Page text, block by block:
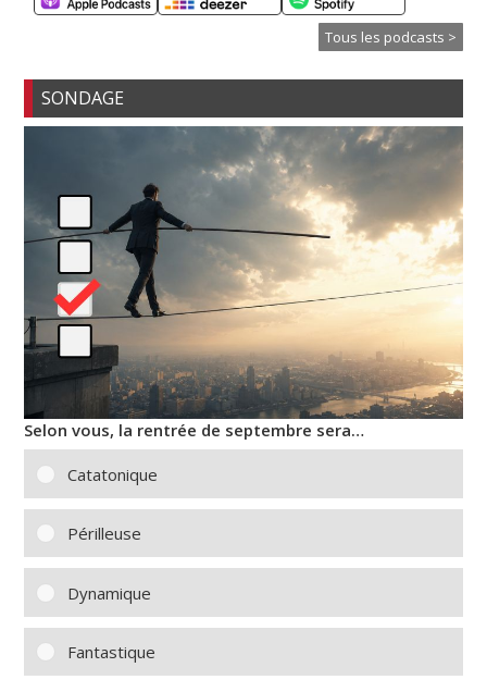
Tous les podcasts >
SONDAGE
Selon vous, la rentrée de septembre sera…
Catatonique
Périlleuse
Dynamique
Fantastique